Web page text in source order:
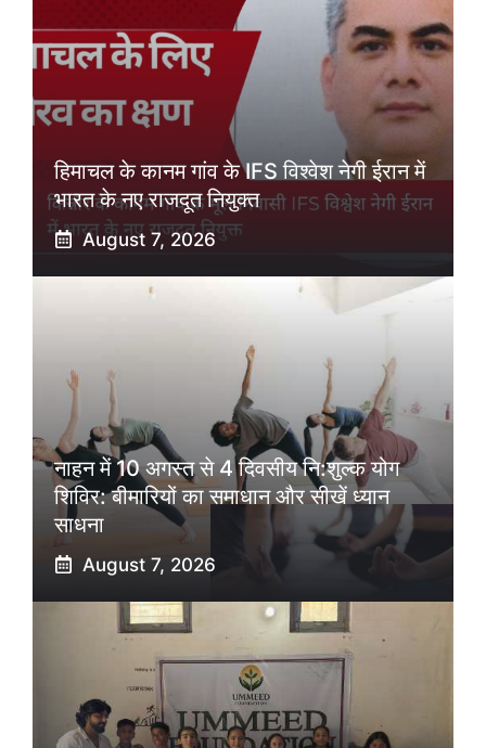
हिमाचल के कानम गांव के IFS विश्वेश नेगी ईरान में
भारत के नए राजदूत नियुक्त
August 7, 2026
नाहन में 10 अगस्त से 4 दिवसीय नि:शुल्क योग
शिविर: बीमारियों का समाधान और सीखें ध्यान
साधना
August 7, 2026